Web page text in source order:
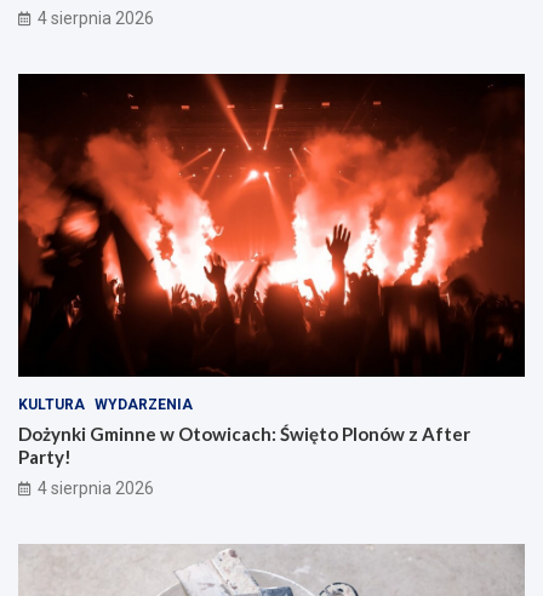
4 sierpnia 2026
KULTURA WYDARZENIA
Dożynki Gminne w Otowicach: Święto Plonów z After
Party!
4 sierpnia 2026